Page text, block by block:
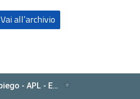
Vai all’archivio